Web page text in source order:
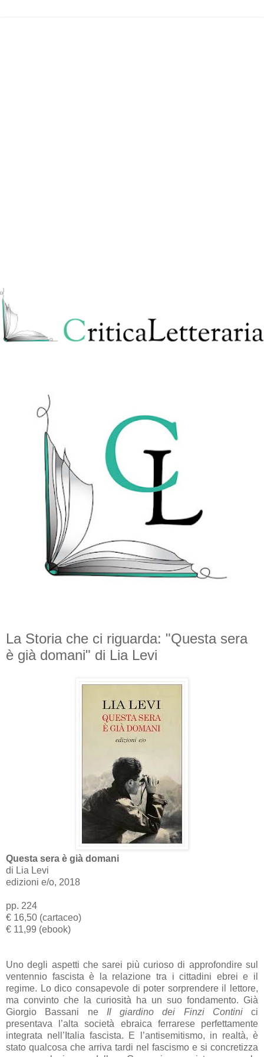
La Storia che ci riguarda: "Questa sera
è già domani" di Lia Levi
Questa sera è già domani
di Lia Levi
edizioni e/o, 2018
pp. 224
€ 16,50 (cartaceo)
€ 11,99 (ebook)
Uno degli aspetti che sarei più curioso di approfondire sul
ventennio fascista è la relazione tra i cittadini ebrei e il
regime. Lo dico consapevole di poter sorprendere il lettore,
ma convinto che la curiosità ha un suo fondamento. Già
Giorgio Bassani ne Il giardino dei Finzi Continici
presentava l’alta società ebraica ferrarese perfettamente
integrata nell’Italia fascista. E l’antisemitismo, in realtà, è
stato qualcosa che arriva tardi nel fascismo e si concretizza